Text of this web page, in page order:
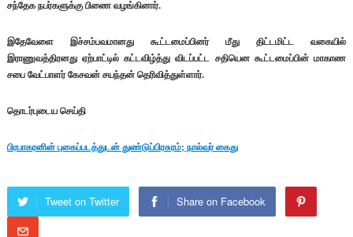
சந்தேக நபர்களுக்கு பிணை வழங்கினார்.
இதேவேளை இச்சம்பவமானது கூட்டமைப்பினர் மீது திட்டமிட்ட வகையில்
இராணுவத்திரனது ஏற்பாட்டில் கட்டவிழ்த்து விடப்பட்ட சதியென கூட்டமைப்பின் மாகாண
சபை வேட்பாளர் கேசவன் சயந்தன் தெரிவித்துள்ளார்.
தொடர்புடைய செய்தி
பிரபாகரனின் புகைப்படத்துடன் துண்டுப்பிரசுரம்; நால்வர் கைது
Tweet on Twitter Share on Facebook